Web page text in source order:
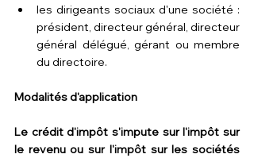
les dirigeants sociaux d'une société :
président, directeur général, directeur
général délégué, gérant ou membre
du directoire.
Modalités d'application
Le crédit d'impôt s'impute sur l'impôt sur
le revenu ou sur l'impôt sur les sociétés